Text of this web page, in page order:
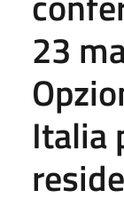
23
Italia